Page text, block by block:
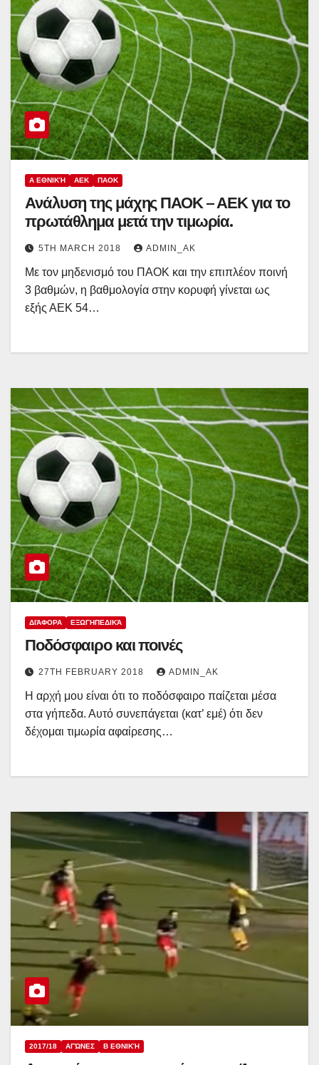
Α ΕΘΝΙΚΉ ΑΕΚ ΠΑΟΚ
Ανάλυση της μάχης ΠΑΟΚ – ΑΕΚ για το
πρωτάθλημα μετά την τιμωρία.
5TH MARCH 2018 ADMIN_AK
Με τον μηδενισμό του ΠΑΟΚ και την επιπλέον ποινή
3 βαθμών, η βαθμολογία στην κορυφή γίνεται ως
εξής ΑΕΚ 54…
ΔΙΆΦΟΡΑ ΕΞΩΓΗΠΕΔΙΚΆ
Ποδόσφαιρο και ποινές
27TH FEBRUARY 2018 ADMIN_AK
Η αρχή μου είναι ότι το ποδόσφαιρο παίζεται μέσα
στα γήπεδα. Αυτό συνεπάγεται (κατ’ εμέ) ότι δεν
δέχομαι τιμωρία αφαίρεσης…
2017/18 ΑΓΏΝΕΣ Β ΕΘΝΙΚΉ